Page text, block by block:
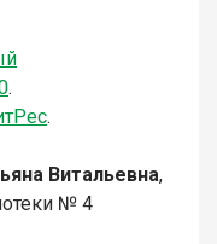
.
ес.
Витальевна,
№ 4